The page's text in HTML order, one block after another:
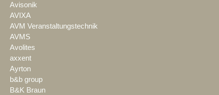
Avisonik
AVIXA
AVM Veranstaltungstechnik
AVMS
Avolites
axxent
Ayrton
b&b group
B&K Braun